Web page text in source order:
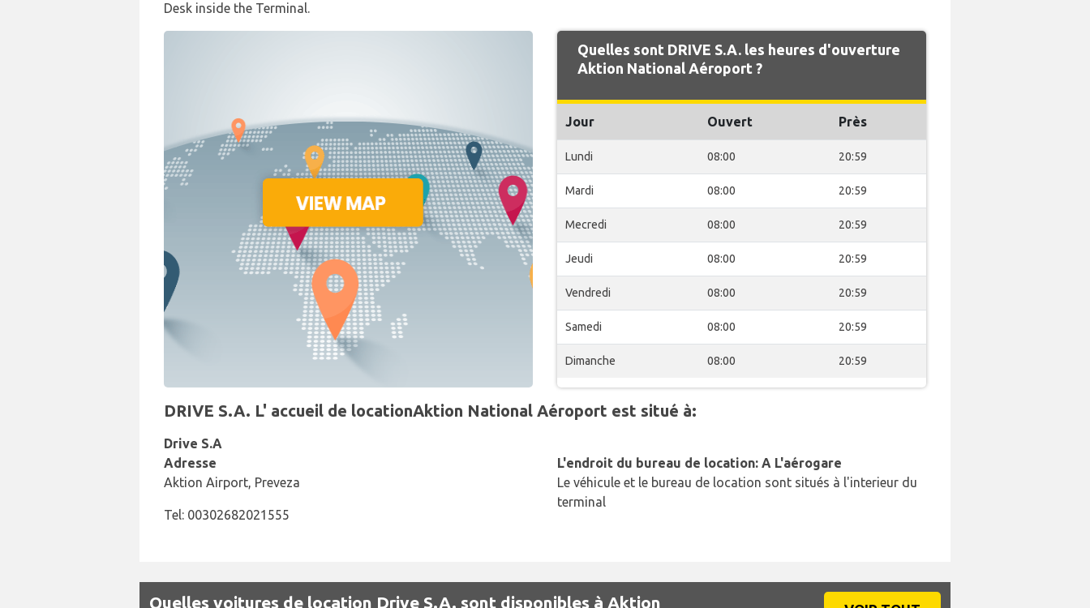
Desk inside the Terminal.
Quelles sont DRIVE S.A. les heures d'ouverture
Aktion National Aéroport ?
Jour Ouvert Près
Lundi 08:00 20:59
Mardi 08:00 20:59
Mecredi 08:00 20:59
Jeudi 08:00 20:59
Vendredi 08:00 20:59
Samedi 08:00 20:59
Dimanche 08:00 20:59
DRIVE S.A. L' accueil de locationAktion National Aéroport est situé à:
Drive S.A
Adresse
Aktion Airport, Preveza
Tel: 00302682021555
L'endroit du bureau de location: A L'aérogare
Le véhicule et le bureau de location sont situés à l'interieur du
terminal
Quelles voitures de location Drive S.A. sont disponibles à Aktion